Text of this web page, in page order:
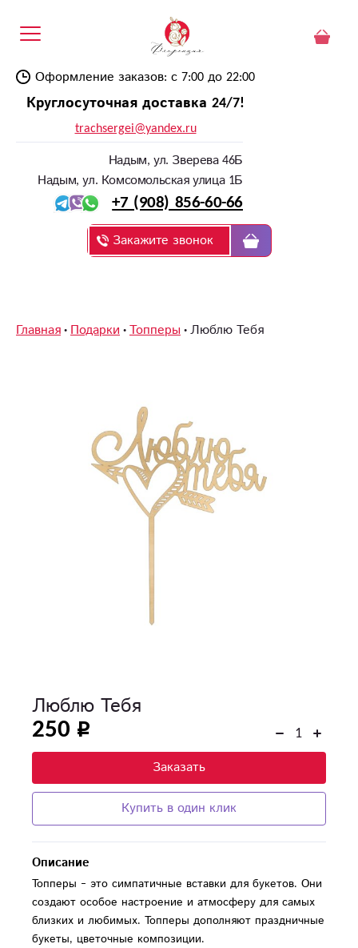
Оформление заказов: с 7:00 до 22:00
Круглосуточная доставка 24/7!
trachsergei@yandex.ru
Надым, ул. Зверева 46Б
Надым, ул. Комсомольская улица 1Б
+7 (908) 856-60-66
Закажите звонок
Главная Подарки Топперы Люблю Тебя
Люблю Тебя
250
Заказать
Купить в один клик
Описание
Топперы – это симпатичные вставки для букетов. Они
создают особое настроение и атмосферу для самых
близких и любимых. Топперы дополняют праздничные
букеты, цветочные композиции.